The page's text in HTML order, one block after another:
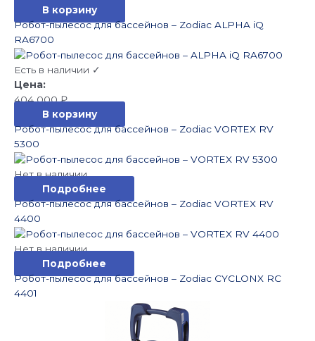
В корзину
Робот-пылесос для бассейнов – Zodiac ALPHA iQ
RA6700
Есть в наличии ✓
404 000₽
В корзину
Робот-пылесос для бассейнов – Zodiac VORTEX RV
5300
Нет в наличии
Подробнее
Робот-пылесос для бассейнов – Zodiac VORTEX RV
4400
Нет в наличии
Подробнее
Робот-пылесос для бассейнов – Zodiac CYCLONX RC
4401